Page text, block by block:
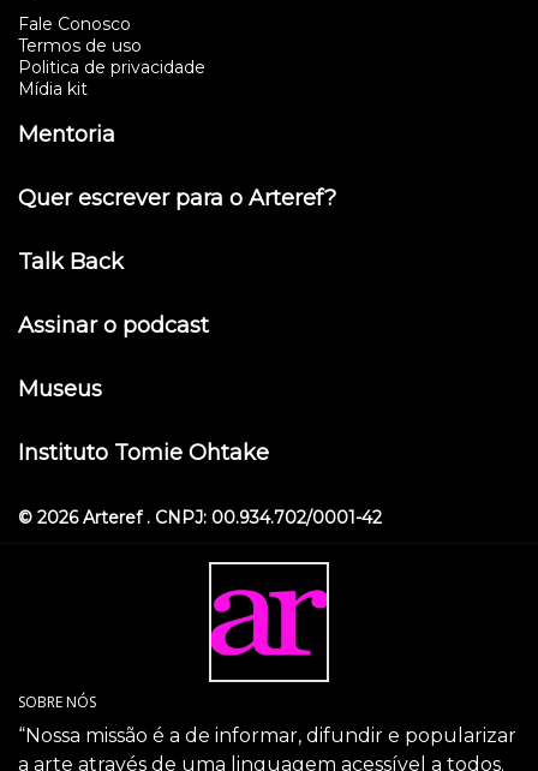
Fale Conosco
Termos de uso
Politica de privacidade
Mídia kit
Mentoria
Quer escrever para o Arteref?
Talk Back
Assinar o podcast
Museus
Instituto Tomie Ohtake
© 2026 Arteref . CNPJ: 00.934.702/0001-42
SOBRE NÓS
“Nossa missão é a de informar, difundir e popularizar
a arte através de uma linguagem acessível a todos.